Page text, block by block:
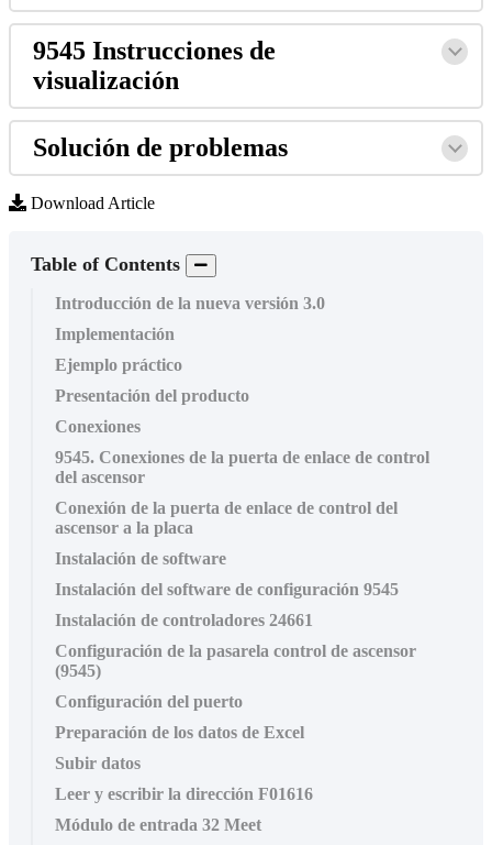
9545 Instrucciones de
visualización
Solución de problemas
Download Article
Table of Contents
Introducción de la nueva versión 3.0
Implementación
Ejemplo práctico
Presentación del producto
Conexiones
9545. Conexiones de la puerta de enlace de control
del ascensor
Conexión de la puerta de enlace de control del
ascensor a la placa
Instalación de software
Instalación del software de configuración 9545
Instalación de controladores 24661
Configuración de la pasarela control de ascensor
(9545)
Configuración del puerto
Preparación de los datos de Excel
Subir datos
Leer y escribir la dirección F01616
Módulo de entrada 32 Meet